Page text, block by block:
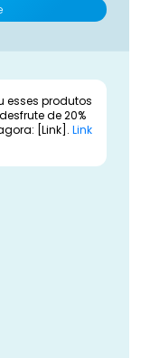
esses produtos
de 20%
[Link]. Link